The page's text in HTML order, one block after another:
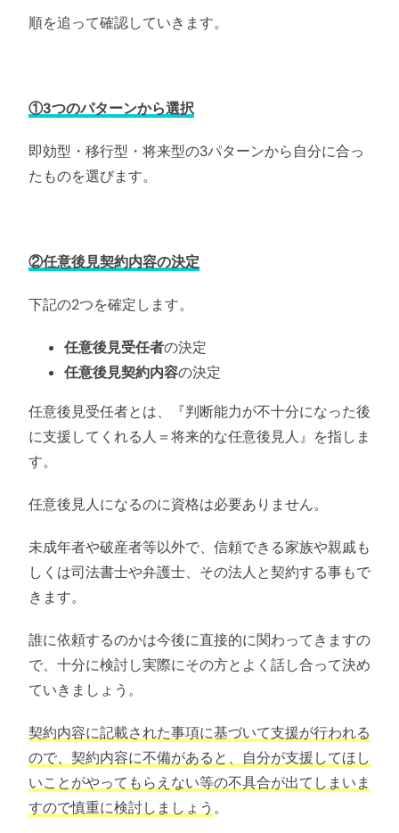
順を追って確認していきます。
①3つのパターンから選択
即効型・移行型・将来型の3パターンから自分に合っ
たものを選びます。
②任意後見契約内容の決定
下記の2つを確定します。
任意後見受任者の決定
任意後見契約内容の決定
任意後見受任者とは、『判断能力が不十分になった後
に支援してくれる人＝将来的な任意後見人』を指しま
す。
任意後見人になるのに資格は必要ありません。
未成年者や破産者等以外で、信頼できる家族や親戚も
しくは司法書士や弁護士、その法人と契約する事もで
きます。
誰に依頼するのかは今後に直接的に関わってきますの
で、十分に検討し実際にその方とよく話し合って決め
ていきましょう。
契約内容に記載された事項に基づいて支援が行われる
ので、契約内容に不備があると、自分が支援してほし
いことがやってもらえない等の不具合が出てしまいま
すので慎重に検討しましょう 。